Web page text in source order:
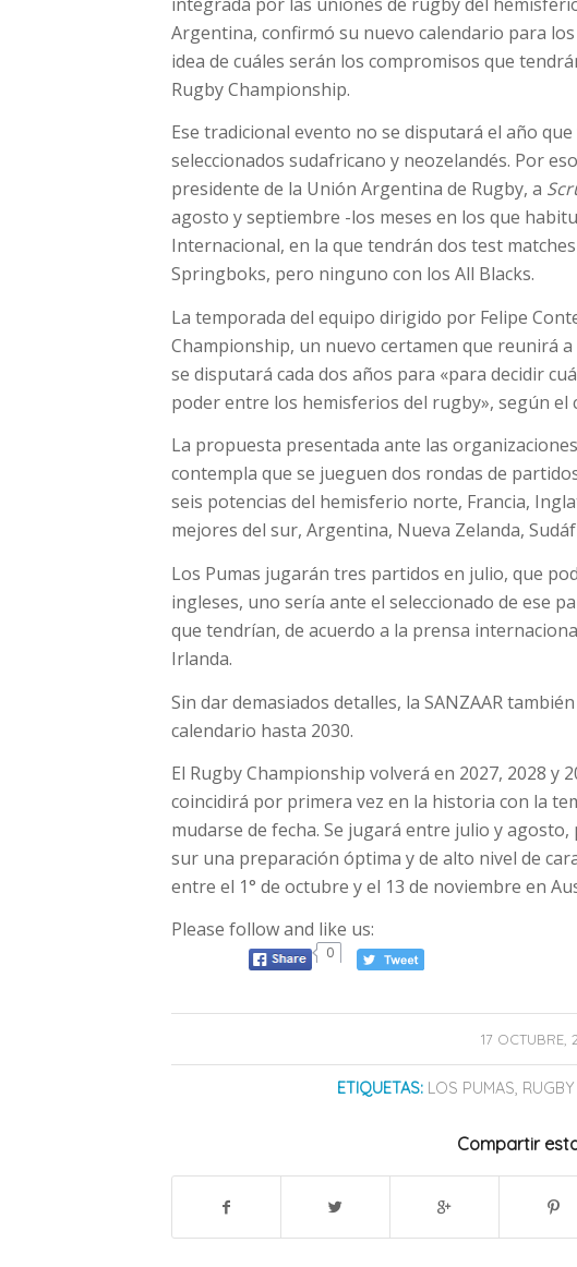
Argentina, confirmó su nuevo calendario para
idea de cuáles serán los compromisos que
Rugby Championship.
Ese tradicional evento no se disputará el año
seleccionados sudafricano y neozelandés. Por
presidente de la Unión Argentina de Rugby, a
agosto y septiembre -los meses en los que
Internacional, en la que tendrán dos test
Springboks, pero ninguno con los All Blacks.
La temporada del equipo dirigido por Felipe
Championship, un nuevo certamen que reunirá
se disputará cada dos años para «para decidir
poder entre los hemisferios del rugby», según el
La propuesta presentada ante las
contempla que se jueguen dos rondas de
seis potencias del hemisferio norte, Francia,
mejores del sur, Argentina, Nueva Zelanda,
Los Pumas jugarán tres partidos en julio, que
ingleses, uno sería ante el seleccionado de ese
que tendrían, de acuerdo a la prensa
Irlanda.
Sin dar demasiados detalles, la SANZAAR
calendario hasta 2030.
El Rugby Championship volverá en 2027, 2028 y
coincidirá por primera vez en la historia con la
mudarse de fecha. Se jugará entre julio y
sur una preparación óptima y de alto nivel de
entre el 1° de octubre y el 13 de noviembre en
Please follow and like us:
0
17 OCTUBRE,
/
ETIQUETAS: LOS PUMAS,
Compartir